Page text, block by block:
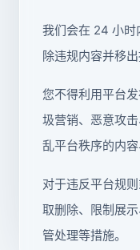
我们会在 24 小时
除违规内容并移
您不得利用平台
圾营销、恶意攻
乱平台秩序的内容
对于违反平台规
取删除、限制展
管处理等措施。